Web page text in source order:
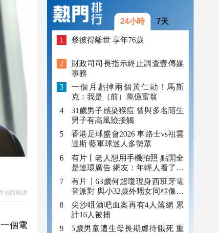
港商報網
個電
24小時 7天
黎彼得離世 享年76歲
財政司司長指示終止調查壹傳媒
事務
一個月虧掉兩個黃仁勛！馬斯
克：我是（前）萬億富翁
31歲男子感染猴痘 曾與多名陌生
男子有高風險接觸
香港足球盛會2026 車路士vs祖雲
達斯 藍軍球迷人多勢眾
有片丨老人想用手機拍照 點開全
是連環廣告 網友：年輕人看了都
迷糊 何況老年人
有片丨63歲何超瓊現身西班牙電
音派對 與小32歲外甥女同框像姐
妹
尖沙咀酒吧血案再有4人落網 累
計16人被捕
5歲男童遭生母長期虐待餓死 重